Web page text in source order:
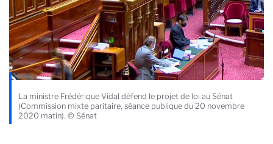
La ministre Frédérique Vidal défend le projet de loi au Sénat
(Commission mixte paritaire, séance publique du 20 novembre
2020 matin). © Sénat